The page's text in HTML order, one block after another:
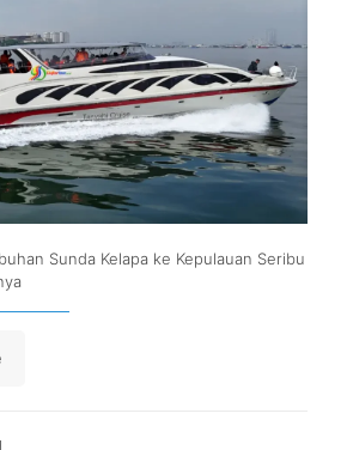
Sunda Kelapa ke Kepulauan Seribu